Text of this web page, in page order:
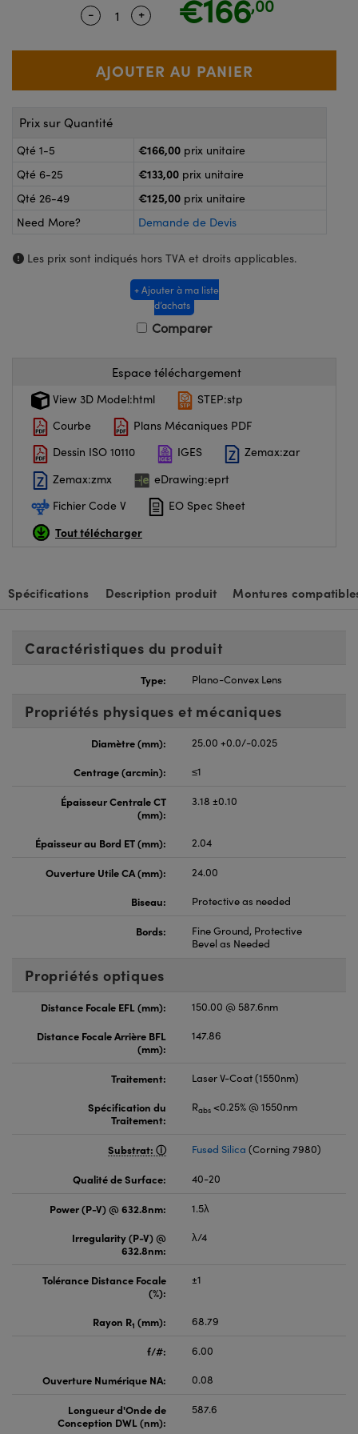
de Poche ou à Mesure Directe
: Microscopie
: Caméras
Optiques Lightpath
Gratings™
Quantity Selector
- Use the plus and minus buttons to
+ €166,00
Prix sur Quantité
Qté 1-5 €166,00 prix unitaire
Qté 6-25
€133,00 prix unitaire
Qté 26-49
€125,00 prix unitaire
Need More?
Demande de Devis
Les prix sont indiqués hors TVA et droits applicables.
+ Ajouter à ma liste
d’achats
Comparer
Espace téléchargement
View 3D Model:html
STEP:stp
Courbe
Plans Mécaniques PDF
Dessin ISO 10110
IGES
Zemax:zar
Zemax:zmx
eDrawing:eprt
Fichier Code V
EO Spec Sheet
Tout télécharger
Spécifications Description produit Montures
Caractéristiques du produit
Type: Plano-Convex Lens
Propriétés physiques et mécaniques
Diamètre (mm):
25.00 +0.0/-0.025
Centrage (arcmin):
≤1
Épaisseur Centrale CT
(mm):
3.18 ±0.10
Épaisseur au Bord ET (mm): 2.04
Ouverture Utile CA (mm):
24.00
Biseau:
Protective as needed
Bords:
Fine Ground, Protective
Bevel as Needed
Propriétés optiques
Distance Focale EFL (mm):
150.00 @ 587.6nm
Distance Focale Arrière BFL
(mm):
147.86
Traitement:
Laser V-Coat (1550nm)
Spécification du
Traitement:
Rabs <0.25% @ 1550nm
Substrat: Fused Silica (Corning 7980)
Qualité de Surface: 40-20
Power (P-V) @ 632.8nm:
1.5λ
Irregularity (P-V) @
632.8nm:
λ/4
Tolérance Distance Focale
(%):
±1
Rayon R1 (mm): 68.79
f/#:
6.00
Ouverture Numérique NA:
0.08
Longueur d'Onde de
Conception DWL (nm):
587.6